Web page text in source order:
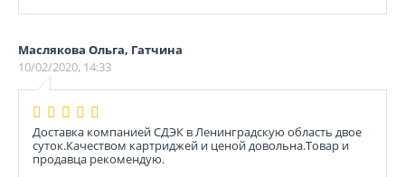
Маслякова Ольга, Гатчина
10/02/2020, 14:33
Доставка компанией СДЭК в Ленинградскую область двое
суток.Качеством картриджей и ценой довольна.Товар и
продавца рекомендую.